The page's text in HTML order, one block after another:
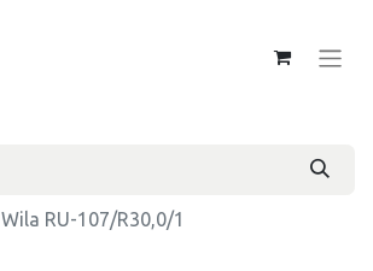
Wila RU-107/R30,0/1